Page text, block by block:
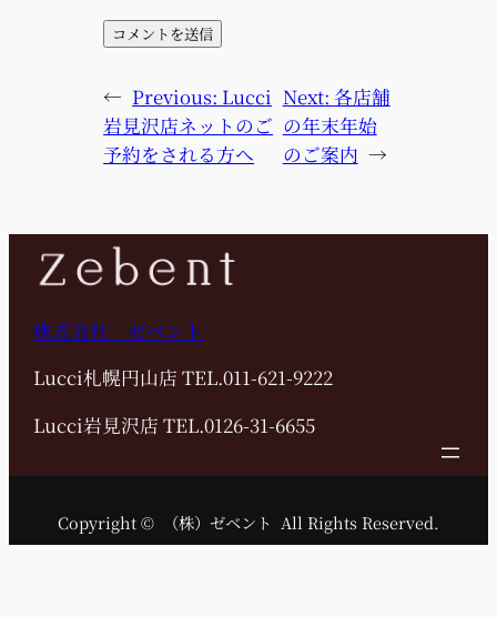
← Previous: Lucci
岩見沢店ネットのご
予約をされる方へ
Next: 各店舗
の年末年始
のご案内 →
株式会社 ゼベント
Lucci札幌円山店 TEL.011-621-9222
Lucci岩見沢店 TEL.0126-31-6655
Copyright © （株）ゼベント All Rights Reserved.